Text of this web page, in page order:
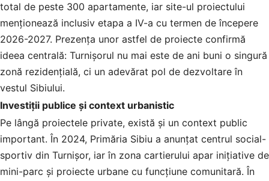
total de peste 300 apartamente, iar site-ul proiectului
menționează inclusiv etapa a IV-a cu termen de începere
2026-2027. Prezența unor astfel de proiecte confirmă
ideea centrală: Turnișorul nu mai este de ani buni o singură
zonă rezidențială, ci un adevărat pol de dezvoltare în
vestul Sibiului.
Investiții publice și context urbanistic
Pe lângă proiectele private, există și un context public
important. În 2024, Primăria Sibiu a anunțat centrul social-
sportiv din Turnișor, iar în zona cartierului apar inițiative de
mini-parc și proiecte urbane cu funcțiune comunitară. În